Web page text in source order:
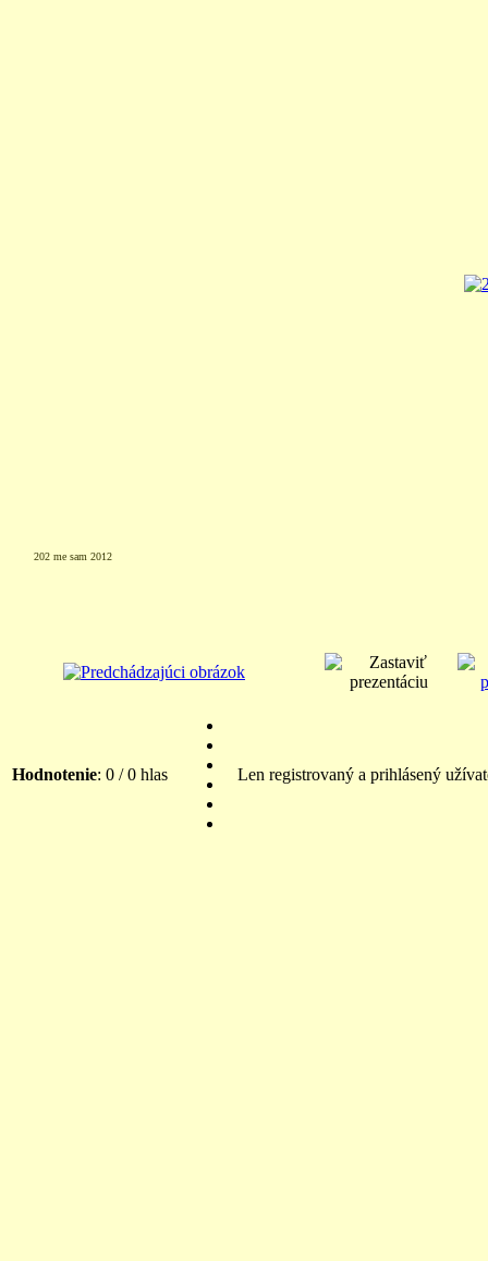
202 me sam 2012
Hodnotenie: 0 / 0 hlas Len registrovaný a prihlásený